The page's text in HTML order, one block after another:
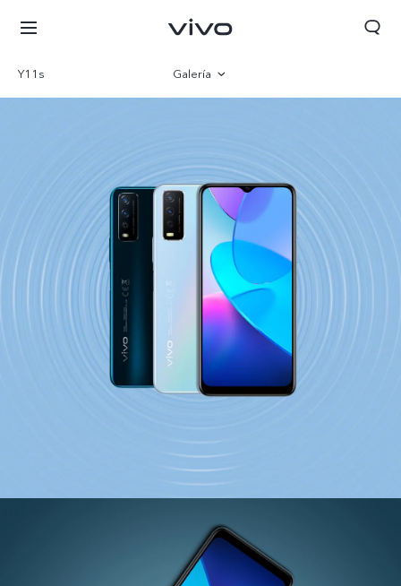
España | Seleccione país/región
Y11s Galería